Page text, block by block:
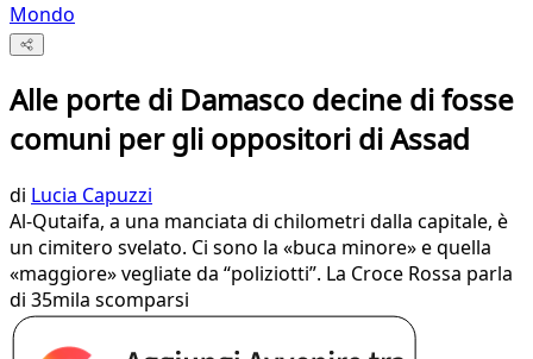
Mondo
Alle porte di Damasco decine di fosse
comuni per gli oppositori di Assad
di Lucia Capuzzi
Al-Qutaifa, a una manciata di chilometri dalla capitale, è
un cimitero svelato. Ci sono la «buca minore» e quella
«maggiore» vegliate da “poliziotti”. La Croce Rossa parla
di 35mila scomparsi